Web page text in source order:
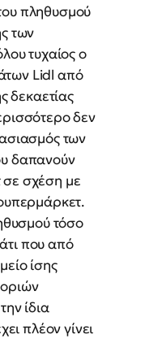
πληθυσμού
των
τυχαίος ο
Lidl από
δεκαετίας
δεν
των
δαπανούν
σε σχέση με
τόσο
που από
ίσης
ίδια
πλέον γίνει